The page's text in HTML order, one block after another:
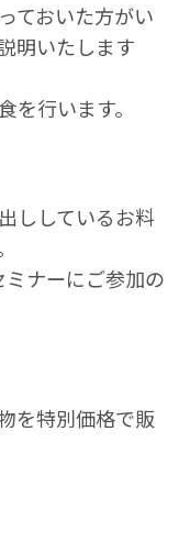
ておいた方がい
明いたします
行います。
ししているお料
ナーにご参加の
を特別価格で販